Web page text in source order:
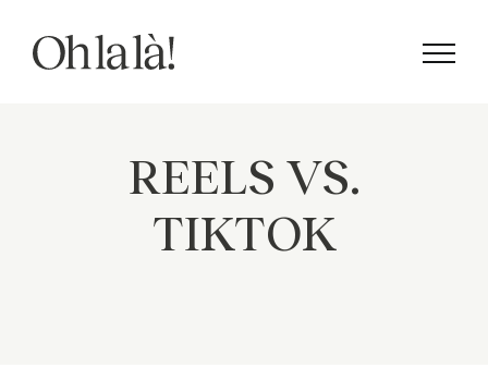
contenido
REELS VS.
TIKTOK